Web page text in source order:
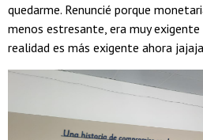
quedarme. Renuncié porque
menos estresante, era muy
realidad es más exigente ahora